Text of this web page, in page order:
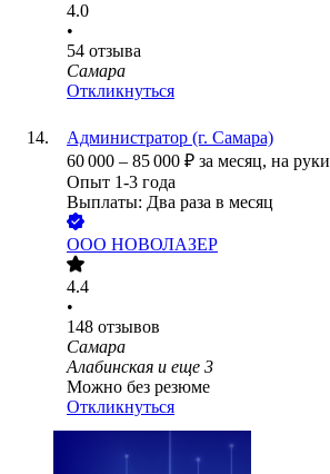
4.0
•
54 отзыва
Самара
Откликнуться
Администратор (г. Самара)
60 000 – 85 000 ₽ за месяц, на руки
Опыт 1-3 года
Выплаты: Два раза в месяц
ООО НОВОЛАЗЕР
4.4
•
148 отзывов
Самара
Алабинская и еще 3
Можно без резюме
Откликнуться